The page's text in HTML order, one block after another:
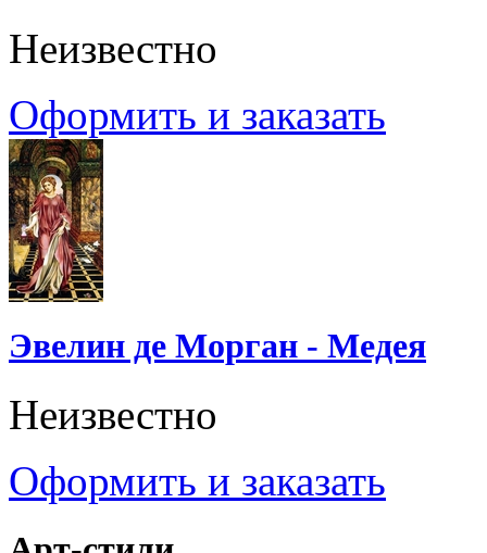
Неизвестно
Оформить и заказать
Эвелин де Морган - Медея
Неизвестно
Оформить и заказать